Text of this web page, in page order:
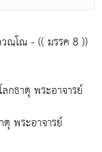
ณฺโณ - (( มรรค 8 ))
กธาตุ พระอาจารย์
พระอาจารย์